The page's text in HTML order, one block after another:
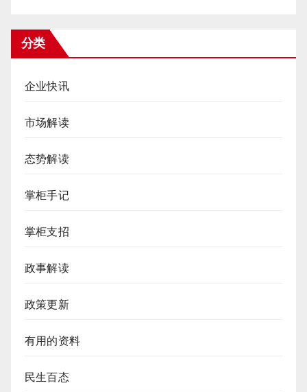
分类
企业快讯
市场解读
态势解读
掌柜手记
掌柜支招
政事解读
政策更新
有用的资料
民生百态